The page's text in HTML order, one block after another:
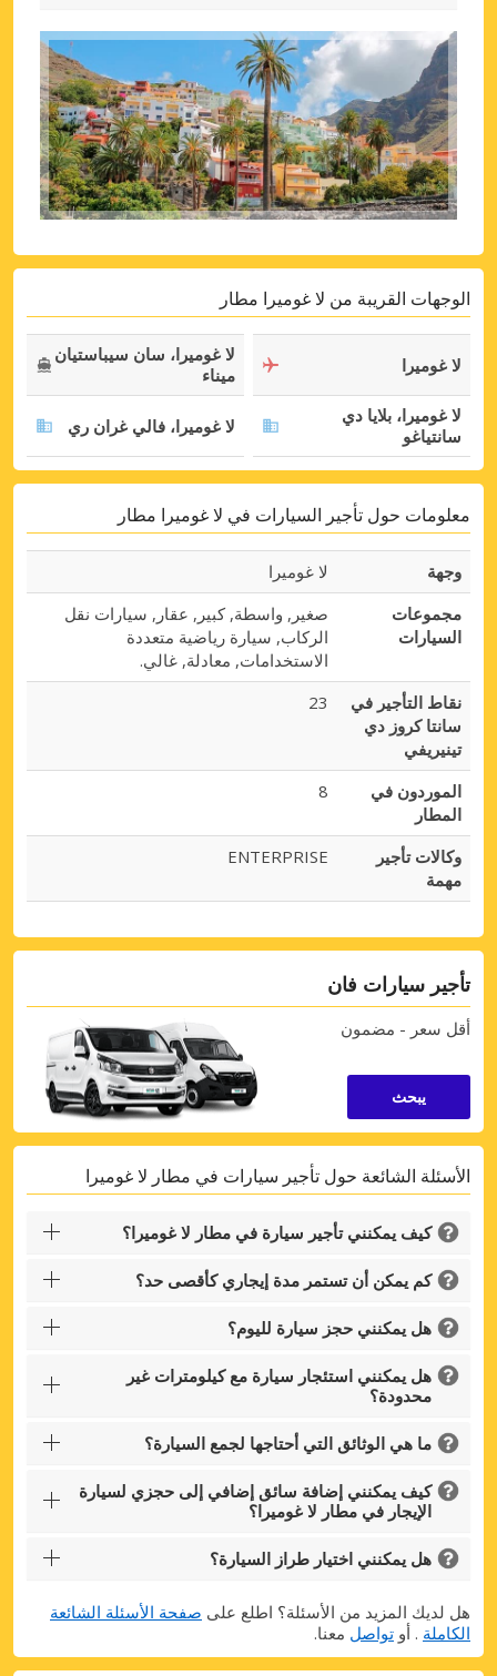
الوجهات القريبة من لا غوميرا مطار
لا غوميرا
لا غوميرا، سان سيباستيان
ميناء
لا غوميرا، بلايا دي
سانتياغو
لا غوميرا، فالي غران ري
معلومات حول تأجير السيارات في لا غوميرا مطار
وجهة
لا غوميرا
مجموعات
السيارات
صغير, واسطة, كبير, عقار, سيارات نقل
الركاب, سيارة رياضية متعددة
الاستخدامات, معادلة, غالي.
نقاط التأجير في
سانتا كروز دي
تينيريفي
23
الموردون في
المطار
8
وكالات تأجير
مهمة
ENTERPRISE
تأجير سيارات فان
أقل سعر - مضمون
يبحث
الأسئلة الشائعة حول تأجير سيارات في مطار لا غوميرا
كيف يمكنني تأجير سيارة في مطار لا غوميرا؟
كم يمكن أن تستمر مدة إيجاري كأقصى حد؟
هل يمكنني حجز سيارة لليوم؟
هل يمكنني استئجار سيارة مع كيلومترات غير
محدودة؟
ما هي الوثائق التي أحتاجها لجمع السيارة؟
كيف يمكنني إضافة سائق إضافي إلى حجزي لسيارة
الإيجار في مطار لا غوميرا؟
هل يمكنني اختيار طراز السيارة؟
هل لديك المزيد من الأسئلة؟ اطلع على صفحة الأسئلة الشائعة
الكاملة . أو تواصل معنا.